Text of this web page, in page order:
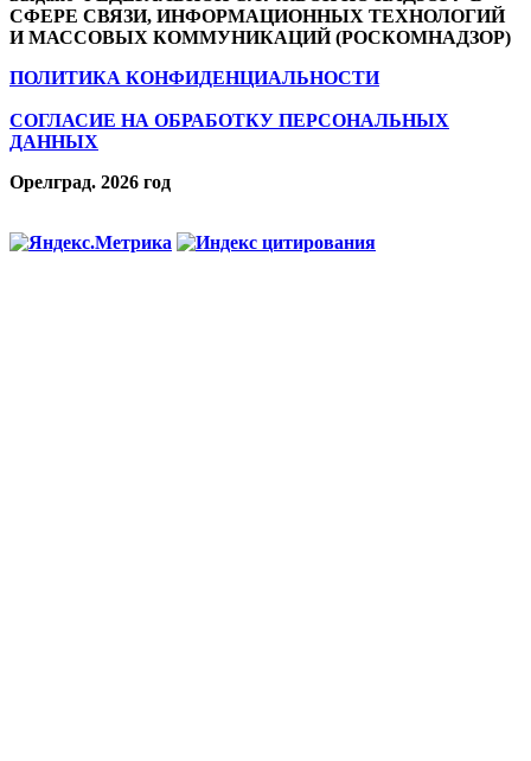
СФЕРЕ СВЯЗИ, ИНФОРМАЦИОННЫХ ТЕХНОЛОГИЙ
И МАССОВЫХ КОММУНИКАЦИЙ (РОСКОМНАДЗОР)
ПОЛИТИКА КОНФИДЕНЦИАЛЬНОСТИ
СОГЛАСИЕ НА ОБРАБОТКУ ПЕРСОНАЛЬНЫХ
ДАННЫХ
Орелград. 2026 год